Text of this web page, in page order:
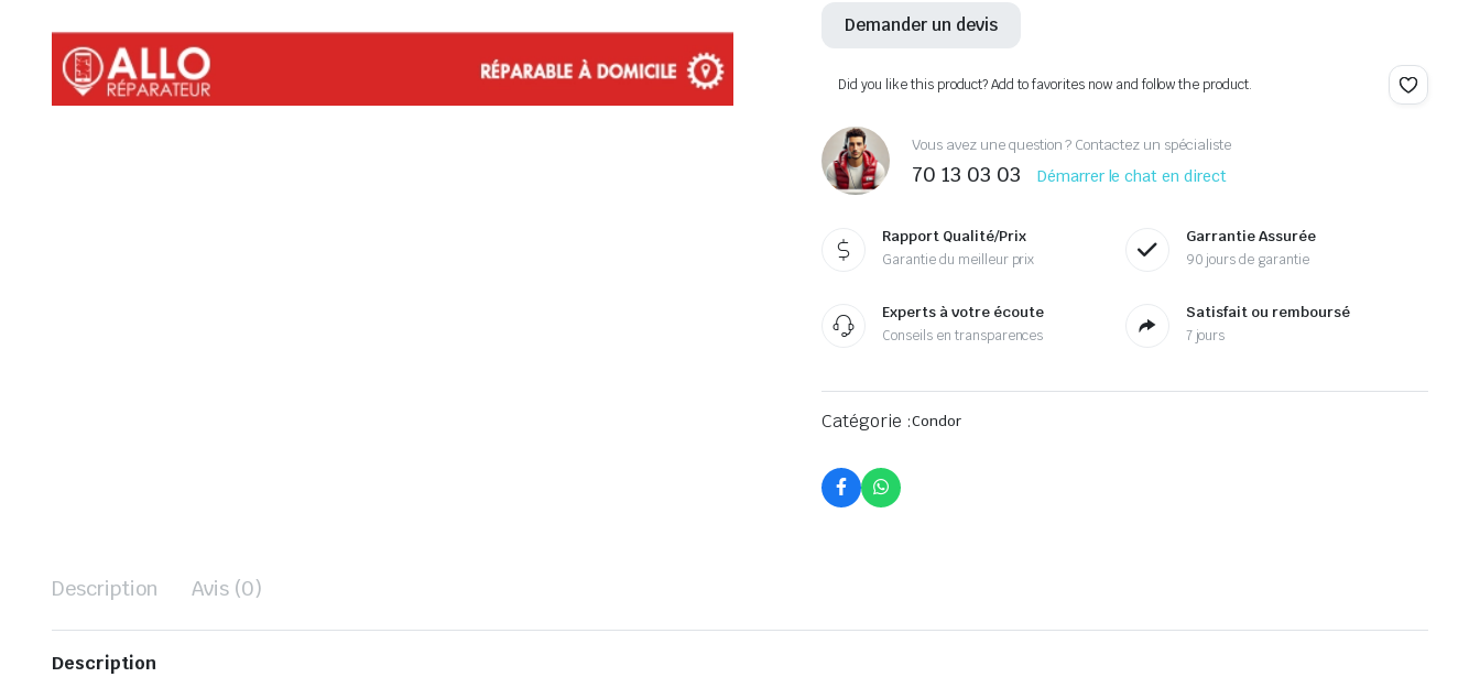
Demander un devis
Did you like this product? Add to favorites now and follow the product.
Vous avez une question ? Contactez un spécialiste
70 13 03 03 Démarrer le chat en direct
Rapport Qualité/Prix
Garantie du meilleur prix
Garrantie Assurée
90 jours de garantie
Experts à votre écoute
Conseils en transparences
Satisfait ou remboursé
7 jours
Catégorie :Condor
Description Avis (0)
Description